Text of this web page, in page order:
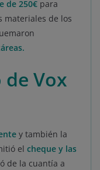
de 250€ para
materiales de los
Vox
y también la
el cheque y las
de la cuantía a